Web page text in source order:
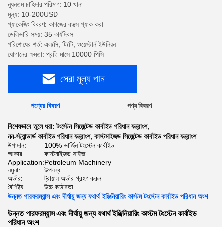
ন্যূনতম চাহিদার পরিমাণ: 10 খানা
মূল্য: 10-200USD
প্যাকেজিং বিবরণ: কাগজের বাক্সে প্যাক করা
ডেলিভারি সময়: 35 কার্যদিবস
পরিশোধের শর্ত: এল/সি, টি/টি, ওয়েস্টার্ন ইউনিয়ন
যোগানের ক্ষমতা: প্রতি মাসে 10000 পিসি
সেরা মূল্য পান
পণ্যের বিবরণ পণ্য বিবরণ
বিশেষভাবে তুলে ধরা:টংস্টেন সিমেন্টেড কার্বাইড পরিধান যন্ত্রাংশ,
নন-স্ট্যান্ডার্ড কার্বাইড পরিধান যন্ত্রাংশ, কাস্টমাইজড সিমেন্টেড কার্বাইড পরিধান যন্ত্রাংশ
উপাদান:
100% ভার্জিন টংস্টেন কার্বাইড
আকার:
কাস্টমাইজড সাইজ
Application:Petroleum Machinery
নমুনা:
উপলব্ধ
অর্ডার:
ট্রায়াল অর্ডার গ্রহণ করুন
বৈশিষ্ট্য:
উচ্চ কঠোরতা
উন্নত পারফরম্যান্স এবং দীর্ঘায়ু জন্য যথার্থ ইঞ্জিনিয়ারিং কাস্টম টংস্টেন কার্বাইড পরিধান অংশ
উন্নত পারফরম্যান্স এবং দীর্ঘায়ু জন্য যথার্থ ইঞ্জিনিয়ারিং কাস্টম টংস্টেন কার্বাইড
পরিধান অংশ